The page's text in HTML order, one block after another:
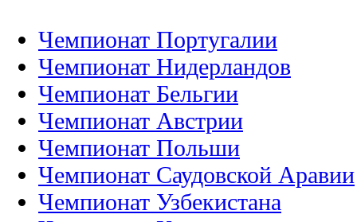
Чемпионат Португалии
Чемпионат Нидерландов
Чемпионат Бельгии
Чемпионат Австрии
Чемпионат Польши
Чемпионат Саудовской Аравии
Чемпионат Узбекистана